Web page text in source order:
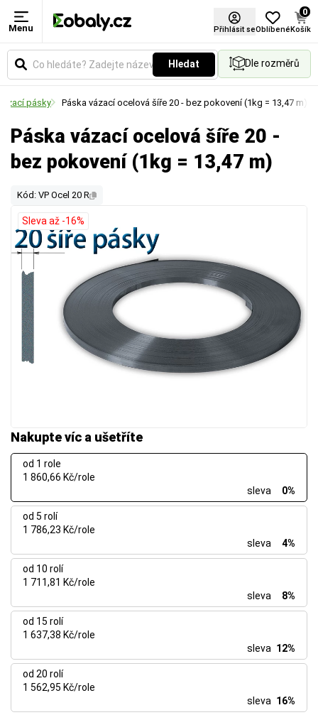
Menu Přihlásit seOblíbené
0
Košík
Hledat Dle rozměrů
pásky Páska vázací ocelová šíře 20 - bez pokovení (1kg = 13,47 m)
Páska vázací ocelová šíře 20 -
bez pokovení (1kg = 13,47 m)
Kód: VP Ocel 20 R
Nakupte víc a ušetříte
od 1 role
1 860,66 Kč/role
sleva
0%
od 5 rolí
1 786,23 Kč/role
sleva
4%
od 10 rolí
1 711,81 Kč/role
sleva
8%
od 15 rolí
1 637,38 Kč/role
sleva 12%
od 20 rolí
1 562,95 Kč/role
sleva 16%
Sleva až -16%